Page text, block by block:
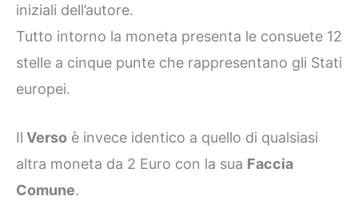
iniziali dell’autore.
Tutto intorno la moneta presenta le consuete 12
stelle a cinque punte che rappresentano gli Stati
europei.
Il Verso è invece identico a quello di qualsiasi
altra moneta da 2 Euro con la sua Faccia
Comune.